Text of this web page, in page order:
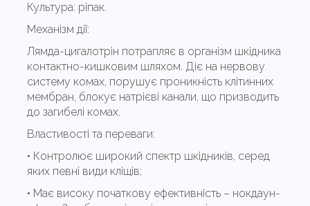
Культура: ріпак.
Механізм дії:
Лямда-цигалотрін потрапляє в організм шкідника
контактно-кишковим шляхом. Діє на нервову
систему комах, порушує проникність клітинних
мембран, блокує натрієві канали, що призводить
до загибелі комах.
Властивості та переваги:
• Контролює широкий спектр шкідників, серед
яких певні види кліщів;
• Має високу початкову ефективність – нокдаун-